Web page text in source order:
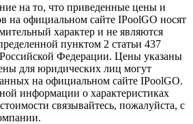
на то, что приведенные цены и
на официальном сайте IPoolGO носят
характер и не являютcя
пунктoм 2 стaтьи 437
Федерации. Цены указаны
для юридических лиц могут
на официальном сайте IPoolGO.
информации о характеристиках
связывайтесь, пожалуйста, с